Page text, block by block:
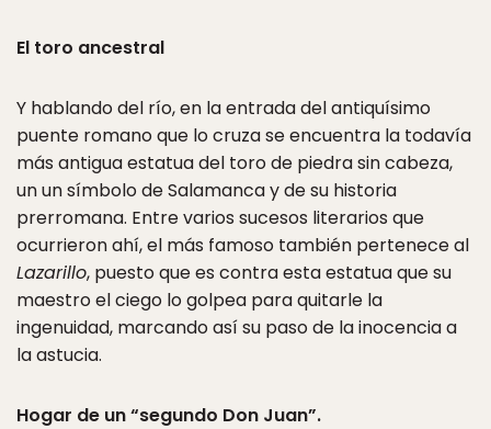
El toro ancestral
Y hablando del río, en la entrada del antiquísimo
puente romano que lo cruza se encuentra la todavía
más antigua estatua del toro de piedra sin cabeza,
un un símbolo de Salamanca y de su historia
prerromana. Entre varios sucesos literarios que
ocurrieron ahí, el más famoso también pertenece al
Lazarillo, puesto que es contra esta estatua que su
maestro el ciego lo golpea para quitarle la
ingenuidad, marcando así su paso de la inocencia a
la astucia.
Hogar de un “segundo Don Juan”.